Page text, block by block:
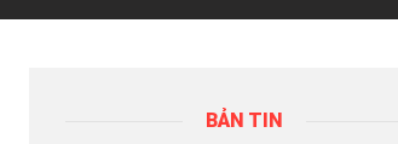
BẢN TIN